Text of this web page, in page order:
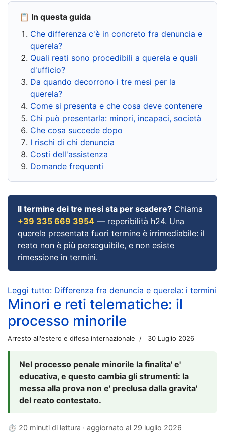
📋 In questa guida
Che differenza c'è in concreto fra denuncia e
querela?
Quali reati sono procedibili a querela e quali
d'ufficio?
Da quando decorrono i tre mesi per la
querela?
Come si presenta e che cosa deve contenere
Chi può presentarla: minori, incapaci, società
Che cosa succede dopo
I rischi di chi denuncia
Costi dell'assistenza
Domande frequenti
Il termine dei tre mesi sta per scadere? Chiama
+39 335 669 3954 — reperibilità h24. Una
querela presentata fuori termine è irrimediabile: il
reato non è più perseguibile, e non esiste
rimessione in termini.
Leggi tutto: Differenza fra denuncia e querela: i termini
Minori e reti telematiche: il
processo minorile
Arresto all'estero e difesa internazionale 30 Luglio 2026
Nel processo penale minorile la finalita' e'
educativa, e questo cambia gli strumenti: la
messa alla prova non e' preclusa dalla gravita'
del reato contestato.
⏱ 20 minuti di lettura · aggiornato al 29 luglio 2026